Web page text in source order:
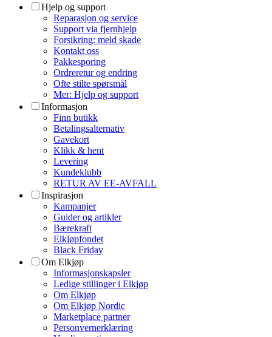
Hjelp og support
Reparasjon og service
Support via fjernhjelp
Forsikring: meld skade
Kontakt oss
Pakkesporing
Ordreretur og endring
Ofte stilte spørsmål
Mer: Hjelp og support
Informasjon
Finn butikk
Betalingsalternativ
Gavekort
Klikk & hent
Levering
Kundeklubb
RETUR AV EE-AVFALL
Inspirasjon
Kampanjer
Guider og artikler
Bærekraft
Elkjøpfondet
Black Friday
Om Elkjøp
Informasjonskapsler
Ledige stillinger i Elkjøp
Om Elkjøp
Om Elkjøp Nordic
Marketplace partner
Personvernerklæring